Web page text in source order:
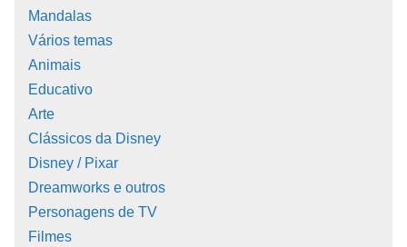
Mandalas
Vários temas
Animais
Educativo
Arte
Clássicos da Disney
Disney / Pixar
Dreamworks e outros
Personagens de TV
Filmes